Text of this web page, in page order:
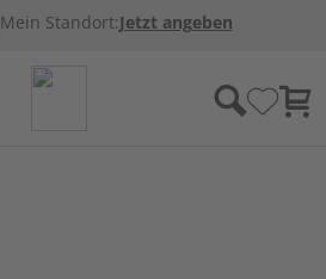
Mein Standort:Jetzt angeben